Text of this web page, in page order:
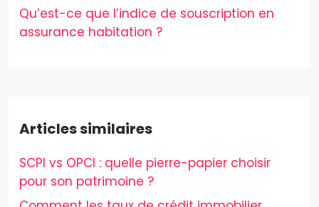
Qu’est-ce que l’indice de souscription en
assurance habitation ?
Articles similaires
SCPI vs OPCI : quelle pierre-papier choisir
pour son patrimoine ?